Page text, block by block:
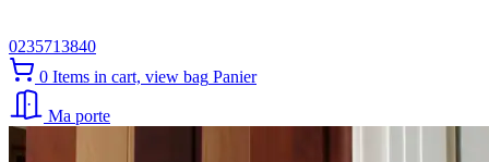
0235713840
0 Items in cart, view bag Panier
Ma porte